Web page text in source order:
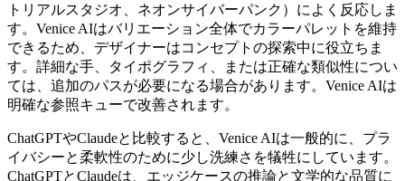
トリアルスタジオ、ネオンサイバーパンク）によく反応しま
す。Venice AIはバリエーション全体でカラーパレットを維持
できるため、デザイナーはコンセプトの探索中に役立ちま
す。詳細な手、タイポグラフィ、または正確な類似性につい
ては、追加のパスが必要になる場合があります。Venice AIは
明確な参照キューで改善されます。
ChatGPTやClaudeと比較すると、Venice AIは一般的に、プラ
イバシーと柔軟性のために少し洗練さを犠牲にしています。
ChatGPTとClaudeは、エッジケースの推論と文学的な品質に